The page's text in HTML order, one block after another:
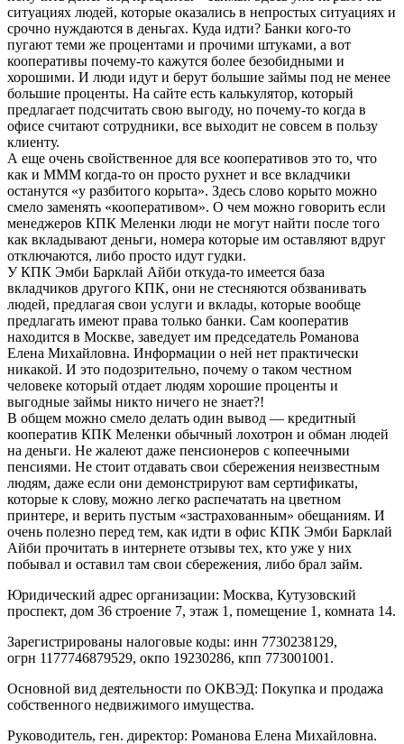
ситуациях людей, которые оказались в непростых ситуациях и
срочно нуждаются в деньгах. Куда идти? Банки кого-то
пугают теми же процентами и прочими штуками, а вот
кооперативы почему-то кажутся более безобидными и
хорошими. И люди идут и берут большие займы под не менее
большие проценты. На сайте есть калькулятор, который
предлагает подсчитать свою выгоду, но почему-то когда в
офисе считают сотрудники, все выходит не совсем в пользу
клиенту.
А еще очень свойственное для все кооперативов это то, что
как и МММ когда-то он просто рухнет и все вкладчики
останутся «у разбитого корыта». Здесь слово корыто можно
смело заменять «кооперативом». О чем можно говорить если
менеджеров КПК Меленки люди не могут найти после того
как вкладывают деньги, номера которые им оставляют вдруг
отключаются, либо просто идут гудки.
У КПК Эмби Барклай Айби откуда-то имеется база
вкладчиков другого КПК, они не стесняются обзванивать
людей, предлагая свои услуги и вклады, которые вообще
предлагать имеют права только банки. Сам кооператив
находится в Москве, заведует им председатель Романова
Елена Михайловна. Информации о ней нет практически
никакой. И это подозрительно, почему о таком честном
человеке который отдает людям хорошие проценты и
выгодные займы никто ничего не знает?!
В общем можно смело делать один вывод — кредитный
кооператив КПК Меленки обычный лохотрон и обман людей
на деньги. Не жалеют даже пенсионеров с копеечными
пенсиями. Не стоит отдавать свои сбережения неизвестным
людям, даже если они демонстрируют вам сертификаты,
которые к слову, можно легко распечатать на цветном
принтере, и верить пустым «застрахованным» обещаниям. И
очень полезно перед тем, как идти в офис КПК Эмби Барклай
Айби прочитать в интернете отзывы тех, кто уже у них
побывал и оставил там свои сбережения, либо брал займ.
Юридический адрес организации: Москва, Кутузовский
проспект, дом 36 строение 7, этаж 1, помещение 1, комната 14.
Зарегистрированы налоговые коды: инн 7730238129,
огрн 1177746879529, окпо 19230286, кпп 773001001.
Основной вид деятельности по ОКВЭД: Покупка и продажа
собственного недвижимого имущества.
Руководитель, ген. директор: Романова Елена Михайловна.